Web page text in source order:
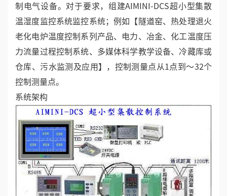
制电气设备。对于要求，组建AIMINI-DCS超小型集散
温湿度监控系统监控系统；例如【隧道窑、热处理退火
老化电炉温度控制系列产品、电力、冶金、化工温度压
力流量过程控制系统、多媒体科学教学设备、冷藏库或
仓库、污水监测及应用】，控制测量点从1点到～32个
控制测量点。
系统架构